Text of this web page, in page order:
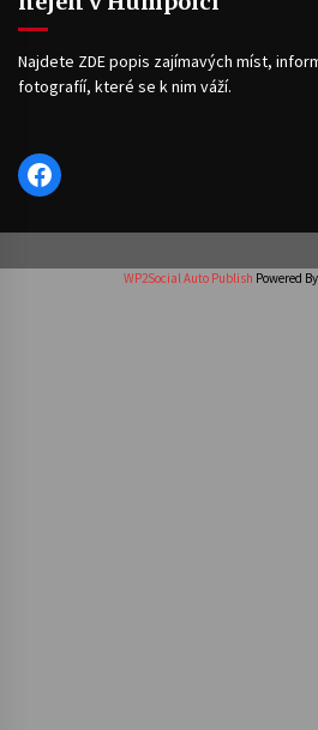
Najdete ZDE popis zajímavých míst,
fotografíí, které se k nim váží.
Facebook
WP2Social Auto Publish Powered